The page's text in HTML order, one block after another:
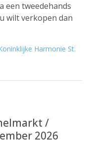
een tweedehands
wilt verkopen dan
Harmonie St.
/
2026